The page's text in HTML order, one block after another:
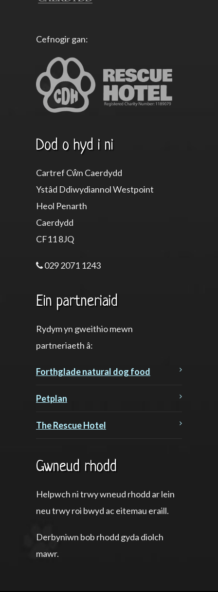
Cefnogir gan:
Dod o hyd i ni
Cartref Cŵn Caerdydd
Ystâd Ddiwydiannol Westpoint
Heol Penarth
Caerdydd
CF11 8JQ
029 2071 1243
Ein partneriaid
Rydym yn gweithio mewn
partneriaeth â:
Forthglade natural dog food
Petplan
The Rescue Hotel
Gwneud rhodd
Helpwch ni trwy wneud rhodd ar lein
neu trwy roi bwyd ac eitemau eraill.
Derbyniwn bob rhodd gyda diolch
mawr.